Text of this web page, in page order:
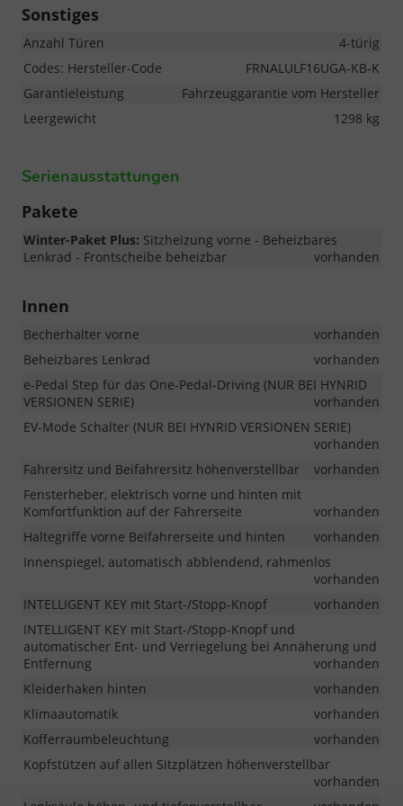
Sonstiges
Anzahl Türen
4-türig
Codes: Hersteller-Code
FRNALULF16UGA-KB-K
Garantieleistung
Fahrzeuggarantie vom Hersteller
Leergewicht
1298 kg
Serienausstattungen
Pakete
Winter-Paket Plus: Sitzheizung vorne - Beheizbares
Lenkrad - Frontscheibe beheizbar
vorhanden
Innen
Becherhalter vorne
vorhanden
Beheizbares Lenkrad
vorhanden
e-Pedal Step für das One-Pedal-Driving (NUR BEI HYNRID
VERSIONEN SERIE)
vorhanden
EV-Mode Schalter (NUR BEI HYNRID VERSIONEN SERIE)
vorhanden
Fahrersitz und Beifahrersitz höhenverstellbar
vorhanden
Fensterheber, elektrisch vorne und hinten mit
Komfortfunktion auf der Fahrerseite
vorhanden
Haltegriffe vorne Beifahrerseite und hinten
vorhanden
Innenspiegel, automatisch abblendend, rahmenlos
vorhanden
INTELLIGENT KEY mit Start-/Stopp-Knopf
vorhanden
INTELLIGENT KEY mit Start-/Stopp-Knopf und
automatischer Ent- und Verriegelung bei Annäherung und
Entfernung
vorhanden
Kleiderhaken hinten
vorhanden
Klimaautomatik
vorhanden
Kofferraumbeleuchtung
vorhanden
Kopfstützen auf allen Sitzplätzen höhenverstellbar
vorhanden